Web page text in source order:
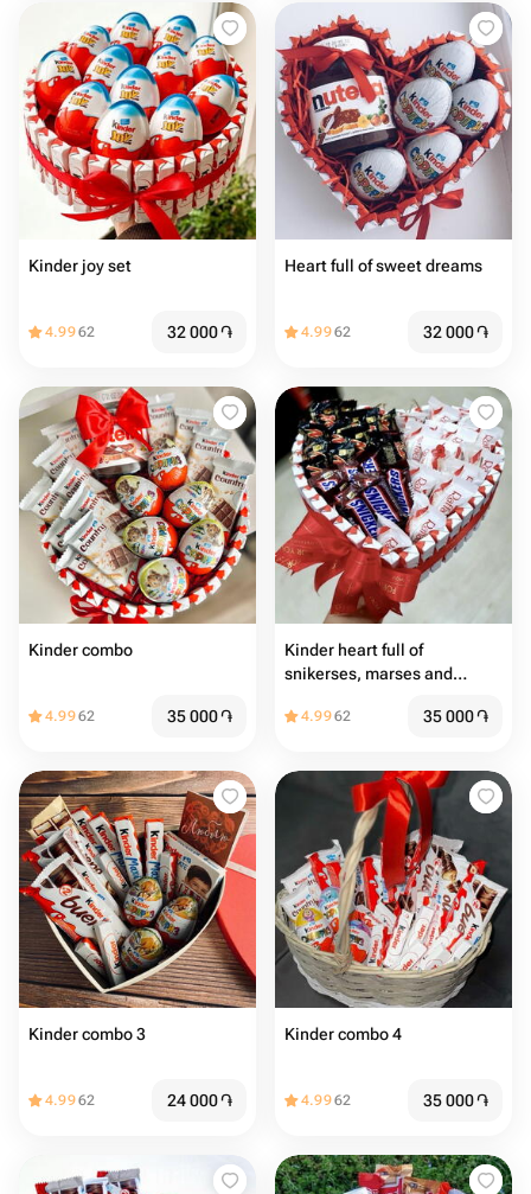
Kinder joy set
4.9962 32 000֏
Heart full of sweet dreams
4.9962 32 000֏
Kinder combo
4.9962 35 000֏
Kinder heart full of
snikerses, marses and
4.9962 35 000֏
Kinder combo 3
4.9962 24 000֏
Kinder combo 4
4.9962 35 000֏